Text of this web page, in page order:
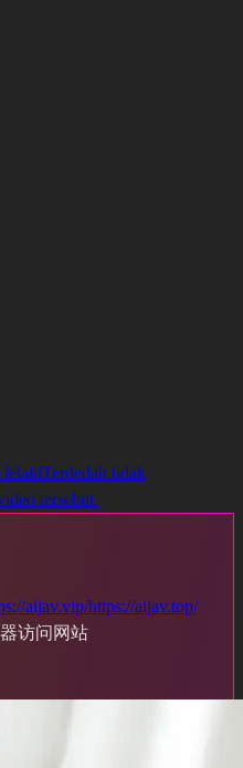
lelakiTerdedah tidak
tersebut.
aijav.vip/https://aijav.top/
访问网站